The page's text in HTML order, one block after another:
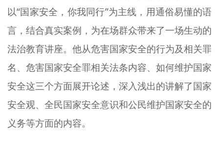
以“国家安全，你我同行”为主线，用通俗易懂的语
言，结合真实案例，为在场群众带来了一场生动的
法治教育讲座。他从危害国家安全的行为及相关罪
名、危害国家安全罪相关法条内容、如何维护国家
安全这三个方面展开论述，深入浅出的讲解了国家
安全观、全民国家安全意识和公民维护国家安全的
义务等方面的内容。